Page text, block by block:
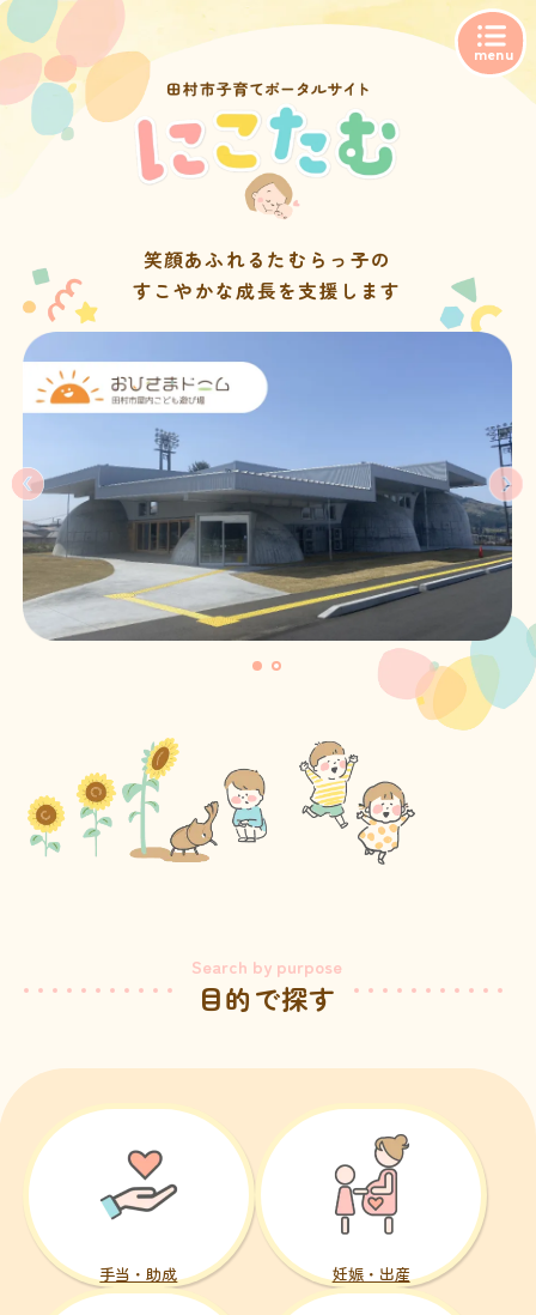
笑顔あふれるたむらっ子の
すこやかな成長を支援します
目的で探す
手当・助成 妊娠・出産